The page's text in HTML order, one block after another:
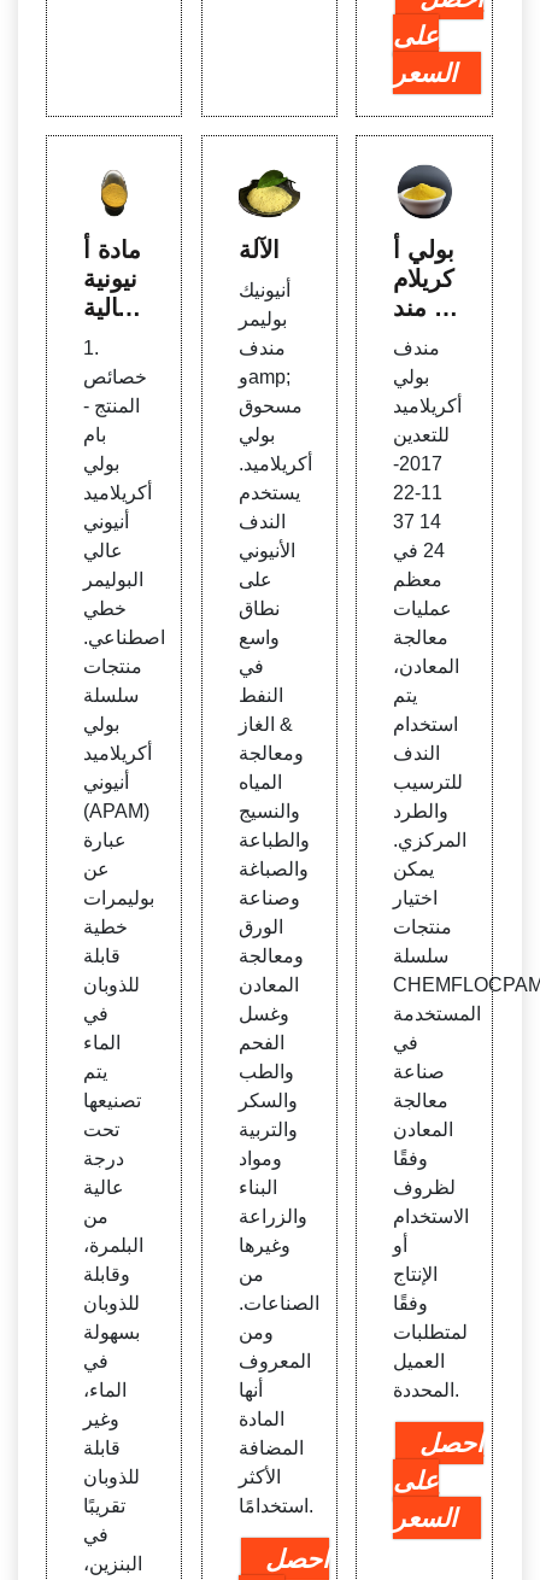
على
السعر
مادة أ
نيونية
عالية
الجود
ة تست
خدم ل
لمعد
ن
1.
خصائص
المنتج -
بام
بولي
أكريلاميد
أنيوني
عالي
البوليمر
خطي
اصطناعي.
منتجات
سلسلة
بولي
أكريلاميد
أنيوني
(APAM)
عبارة
عن
بوليمرات
خطية
قابلة
للذوبان
في
الماء
يتم
تصنيعها
تحت
درجة
عالية
من
البلمرة،
وقابلة
للذوبان
بسهولة
في
الماء،
وغير
قابلة
للذوبان
تقريبًا
في
البنزين،
الآلة
أنيونيك
بوليمر
مندف
وamp;
مسحوق
بولي
أكريلاميد.
يستخدم
الندف
الأنيوني
على
نطاق
واسع
في
النفط
& الغاز
ومعالجة
المياه
والنسيج
والطباعة
والصباغة
وصناعة
الورق
ومعالجة
المعادن
وغسل
الفحم
والطب
والسكر
والتربية
ومواد
البناء
والزراعة
وغيرها
من
الصناعات.
ومن
المعروف
أنها
المادة
المضافة
الأكثر
استخدامًا.
احصل
بولي أ
كريلام
يد مند
ف لم
عالجة
المعاد
ن - ح
لول ال
ليل
مندف
بولي
أكريلاميد
للتعدين
2017-
11-22
14 37
24 في
معظم
عمليات
معالجة
المعادن،
يتم
استخدام
الندف
للترسيب
والطرد
المركزي.
يمكن
اختيار
منتجات
سلسلة
المستخدمة
في
صناعة
معالجة
المعادن
وفقًا
لظروف
الاستخدام
أو
الإنتاج
وفقًا
لمتطلبات
العميل
المحددة.
احصل
على
السعر